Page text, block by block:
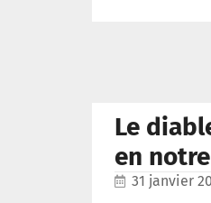
Le
en
31 janvier